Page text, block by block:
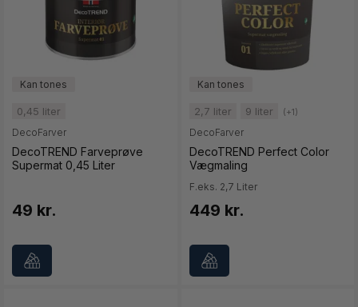
0,45 liter
DecoFarver
DecoTREND Farveprøve
Supermat 0,45 Liter
49 kr.
2,7 liter 9 liter (+1)
DecoFarver
DecoTREND Perfect Color
Vægmaling
F.eks. 2,7 Liter
449 kr.